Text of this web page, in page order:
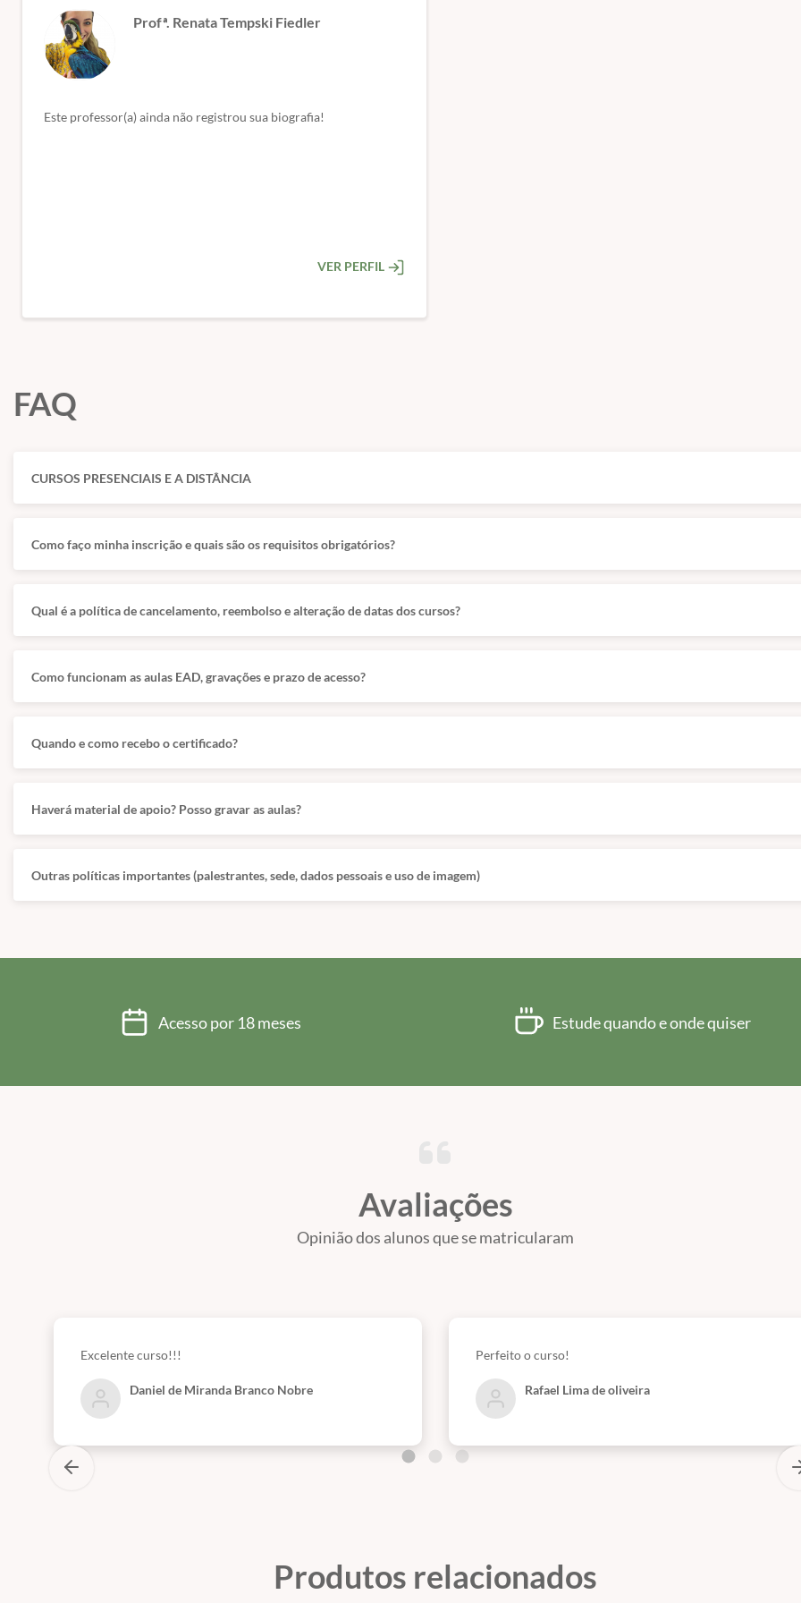
✅ Condutas diagnósticas e terapêuticas
✅ Evidências científicas recentes
✅ Anestesia e Analgesia em Peixes Teleósteos
✅ Fatores anatômicos e fisiológicos
✅ Exemplos práticos de mortalidade
✅ Quarentena e Biosseguridade
✅ Ambiente e sistemas de quarentena
✅ Protocolos de quarentena
📅 Início das aulas:Imediato (após a confirmação do pagamento).
💻 Formato:100% online – estude onde e quando quiser.
Profª. Renata Tempski Fiedler
Este professor(a) ainda não registrou sua biografia!
VER PERFIL
FAQ
CURSOS PRESENCIAIS E A DISTÂNCIA
Como faço minha inscrição e quais são os requisitos obrigatórios?
Qual é a política de cancelamento, reembolso e alteração de datas dos cursos?
Como funcionam as aulas EAD, gravações e prazo de acesso?
Quando e como recebo o certificado?
Haverá material de apoio? Posso gravar as aulas?
Outras políticas importantes (palestrantes, sede, dados pessoais e uso de imagem)
Acesso por 18 meses Estude quando e onde quiser
Avaliações
Opinião dos alunos que se matricularam
Excelente curso!!!
Daniel de Miranda Branco Nobre
Perfeito o curso!
Rafael Lima de oliveira
Produtos relacionados